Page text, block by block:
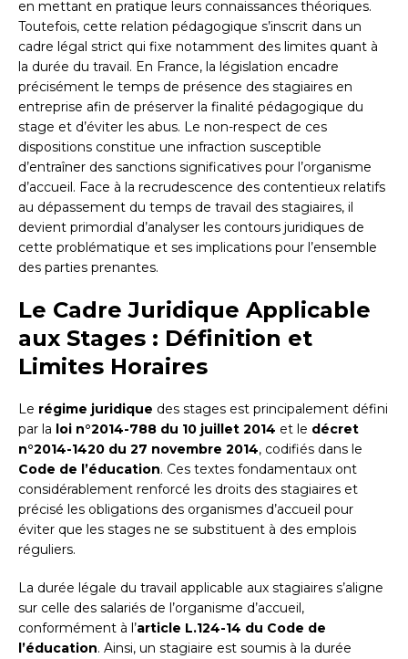
en mettant en pratique leurs connaissances théoriques.
Toutefois, cette relation pédagogique s’inscrit dans un
cadre légal strict qui fixe notamment des limites quant à
la durée du travail. En France, la législation encadre
précisément le temps de présence des stagiaires en
entreprise afin de préserver la finalité pédagogique du
stage et d’éviter les abus. Le non-respect de ces
dispositions constitue une infraction susceptible
d’entraîner des sanctions significatives pour l’organisme
d’accueil. Face à la recrudescence des contentieux relatifs
au dépassement du temps de travail des stagiaires, il
devient primordial d’analyser les contours juridiques de
cette problématique et ses implications pour l’ensemble
des parties prenantes.
Le Cadre Juridique Applicable
aux Stages : Définition et
Limites Horaires
Le régime juridique des stages est principalement défini
par la loi n°2014-788 du 10 juillet 2014 et le décret
n°2014-1420 du 27 novembre 2014, codifiés dans le
Code de l’éducation. Ces textes fondamentaux ont
considérablement renforcé les droits des stagiaires et
précisé les obligations des organismes d’accueil pour
éviter que les stages ne se substituent à des emplois
réguliers.
La durée légale du travail applicable aux stagiaires s’aligne
sur celle des salariés de l’organisme d’accueil,
conformément à l’article L.124-14 du Code de
l’éducation. Ainsi, un stagiaire est soumis à la durée